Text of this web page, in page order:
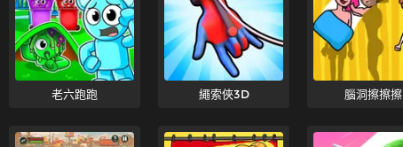
老六跑跑 繩索俠3D 腦洞擦擦擦